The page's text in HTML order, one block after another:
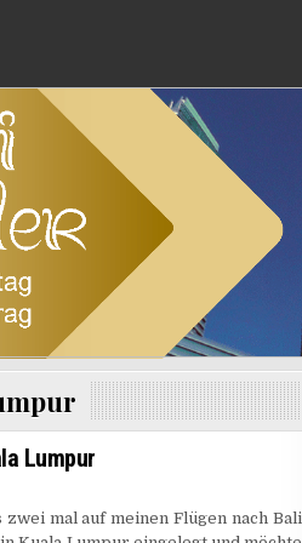
Lumpur
mal auf meinen Flügen nach Bali